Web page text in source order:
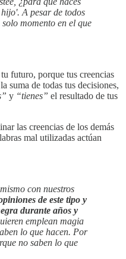
A pesar de todos
momento en el que
futuro, porque tus creencias
suma de todas tus decisiones,
y “tienes” el resultado de tus
las creencias de los demás
mal utilizadas actúan
con nuestros
de este tipo y
durante años y
emplean magia
lo que hacen. Por
no saben lo que